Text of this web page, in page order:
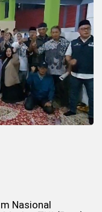
Nasional